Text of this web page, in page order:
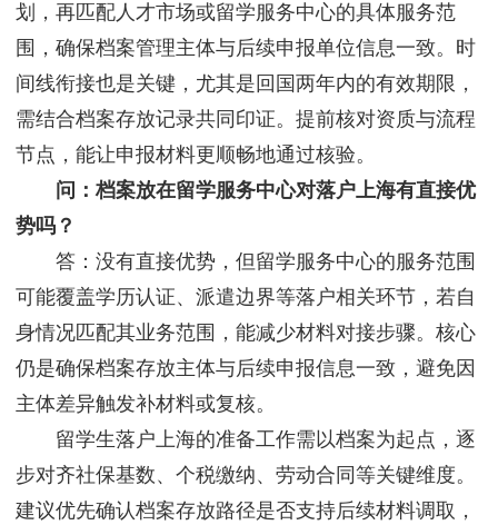
划，再匹配人才市场或留学服务中心的具体服务范
围，确保档案管理主体与后续申报单位信息一致。时
间线衔接也是关键，尤其是回国两年内的有效期限，
需结合档案存放记录共同印证。提前核对资质与流程
节点，能让申报材料更顺畅地通过核验。
问：档案放在留学服务中心对落户上海有直接优
势吗？
答：没有直接优势，但留学服务中心的服务范围
可能覆盖学历认证、派遣边界等落户相关环节，若自
身情况匹配其业务范围，能减少材料对接步骤。核心
仍是确保档案存放主体与后续申报信息一致，避免因
主体差异触发补材料或复核。
留学生落户上海的准备工作需以档案为起点，逐
步对齐社保基数、个税缴纳、劳动合同等关键维度。
建议优先确认档案存放路径是否支持后续材料调取，